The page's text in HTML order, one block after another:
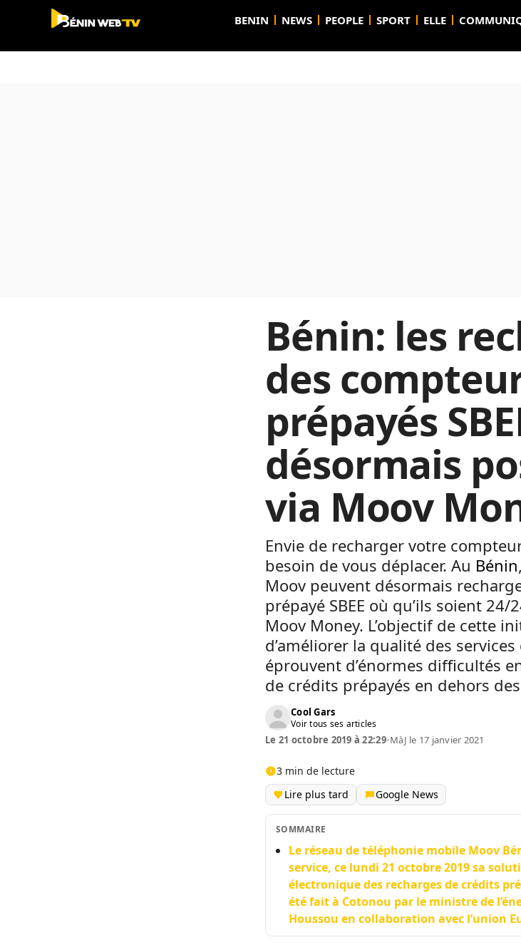
BENIN NEWS PEOPLE SPORT ELLE
Bénin: les
des
prépayés
désormais
via Moov
Envie de recharger votre
besoin de vous déplacer. Au Bénin
Moov peuvent désormais
prépayé SBEE où qu’ils soient
Moov Money. L’objectif de cette
d’améliorer la qualité des services
éprouvent d’énormes difficultés
de crédits prépayés en dehors
Cool Gars
Voir tous ses articles
Le 21 octobre 2019 à 22:29•MàJ le 17 janvier 2021
3 min de lecture
Lire plus tard
Google News
SOMMAIRE
Le réseau de téléphonie mobile Moov
service, ce lundi 21 octobre 2019 sa
électronique des recharges de crédits
été fait à Cotonou par le ministre de
Houssou en collaboration avec l’union